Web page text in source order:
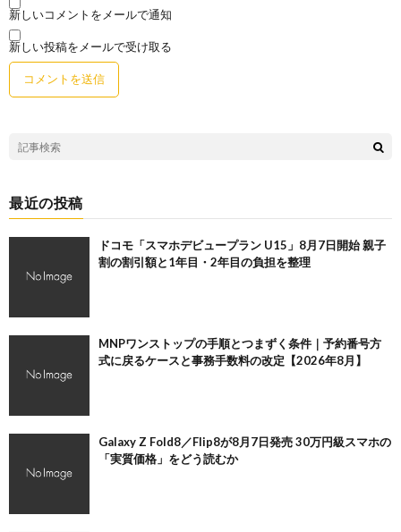
新しいコメントをメールで通知
新しい投稿をメールで受け取る
最近の投稿
ドコモ「スマホデビュープラン U15」8月7日開始 親子
割の割引額と1年目・2年目の負担を整理
MNPワンストップの手順とつまずく条件｜予約番号方
式に戻るケースと事務手数料の改定【2026年8月】
Galaxy Z Fold8／Flip8が8月7日発売 30万円級スマホの
「実質価格」をどう読むか